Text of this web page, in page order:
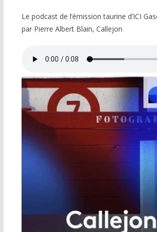
Le podcast de l’émission taurine d’ICI
par Pierre Albert Blain, Callejon